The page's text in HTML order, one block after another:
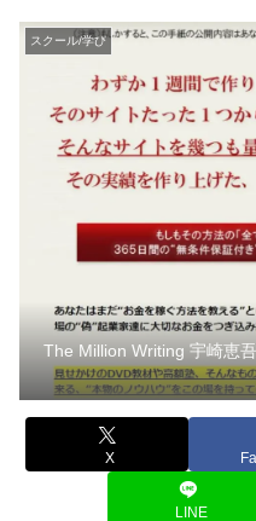
スクール/学び
The Million Writing 宇崎恵
X
LINE